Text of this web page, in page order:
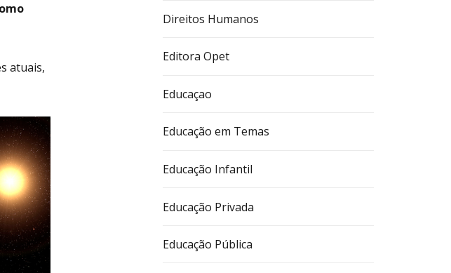
atuais,
Direitos Humanos
Editora Opet
Educaçao
Educação em Temas
Educação Infantil
Educação Privada
Educação Pública